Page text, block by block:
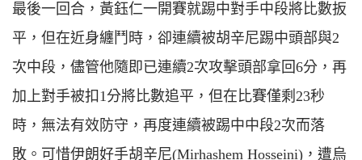
最後一回合，黃鈺仁一開賽就踢中對手中段將比數扳
平，但在近身纏鬥時，卻連續被胡辛尼踢中頭部與2
次中段，儘管他隨即已連續2次攻擊頭部拿回6分，再
加上對手被扣1分將比數追平，但在比賽僅剩23秒
時，無法有效防守，再度連續被踢中中段2次而落
敗。可惜伊朗好手胡辛尼(Mirhashem Hosseini)，遭烏